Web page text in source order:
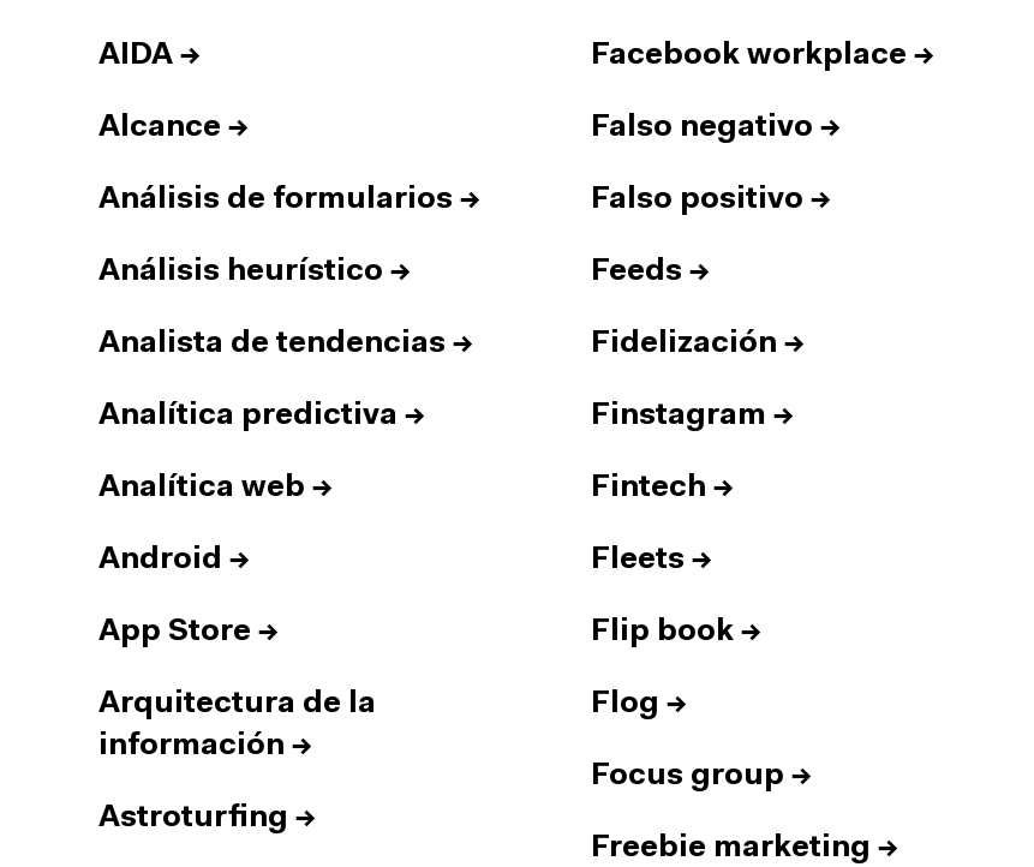
AIDA →
Alcance →
Análisis de formularios →
Análisis heurístico →
Analista de tendencias →
Analítica predictiva →
Analítica web →
Android →
App Store →
Arquitectura de la
información →
Astroturfing →
Facebook workplace →
Falso negativo →
Falso positivo →
Feeds →
Fidelización →
Finstagram →
Fintech →
Fleets →
Flip book →
Flog →
Focus group →
Freebie marketing →